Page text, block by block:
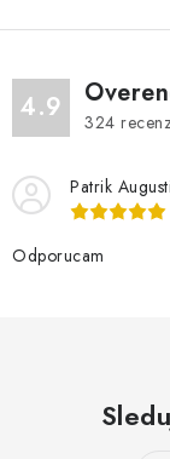
4.9 324
Patrik
Odporucam